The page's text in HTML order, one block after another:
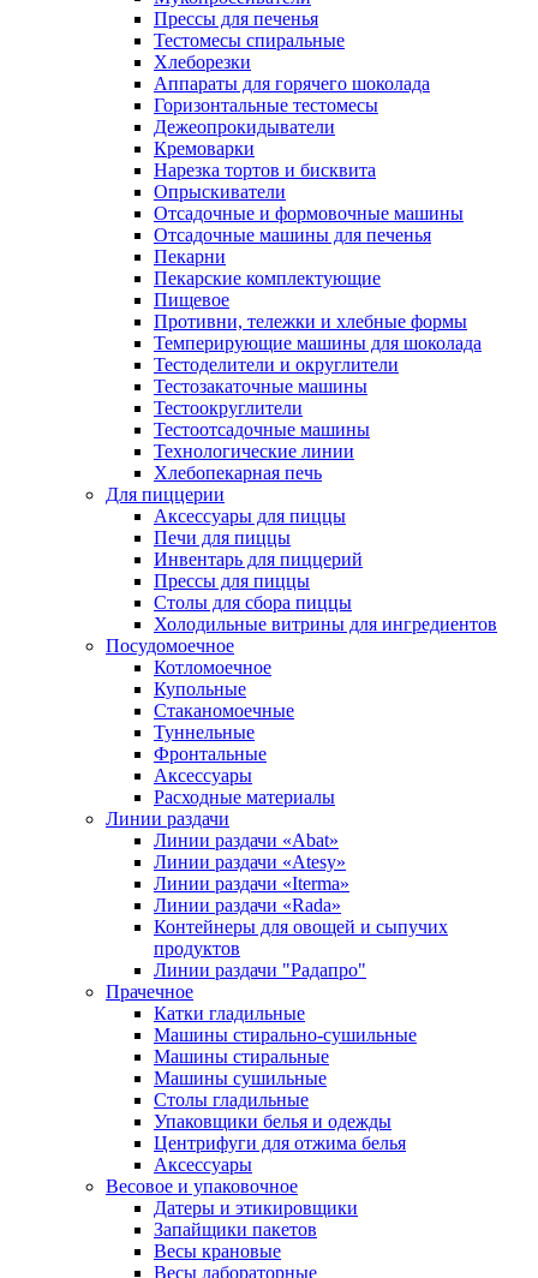
Прессы для печенья
Тестомесы спиральные
Хлеборезки
Аппараты для горячего шоколада
Горизонтальные тестомесы
Дежеопрокидыватели
Кремоварки
Нарезка тортов и бисквита
Опрыскиватели
Отсадочные и формовочные машины
Отсадочные машины для печенья
Пекарни
Пекарские комплектующие
Пищевое
Противни, тележки и хлебные формы
Темперирующие машины для шоколада
Тестоделители и округлители
Тестозакаточные машины
Тестоокруглители
Тестоотсадочные машины
Технологические линии
Хлебопекарная печь
Для пиццерии
Аксессуары для пиццы
Печи для пиццы
Инвентарь для пиццерий
Прессы для пиццы
Столы для сбора пиццы
Холодильные витрины для ингредиентов
Посудомоечное
Котломоечное
Купольные
Стаканомоечные
Туннельные
Фронтальные
Аксессуары
Расходные материалы
Линии раздачи
Линии раздачи «Abat»
Линии раздачи «Atesy»
Линии раздачи «Iterma»
Линии раздачи «Rada»
Контейнеры для овощей и сыпучих
продуктов
Линии раздачи "Радапро"
Прачечное
Катки гладильные
Машины стирально-сушильные
Машины стиральные
Машины сушильные
Столы гладильные
Упаковщики белья и одежды
Центрифуги для отжима белья
Аксессуары
Весовое и упаковочное
Датеры и этикировщики
Запайщики пакетов
Весы крановые
Весы лабораторные